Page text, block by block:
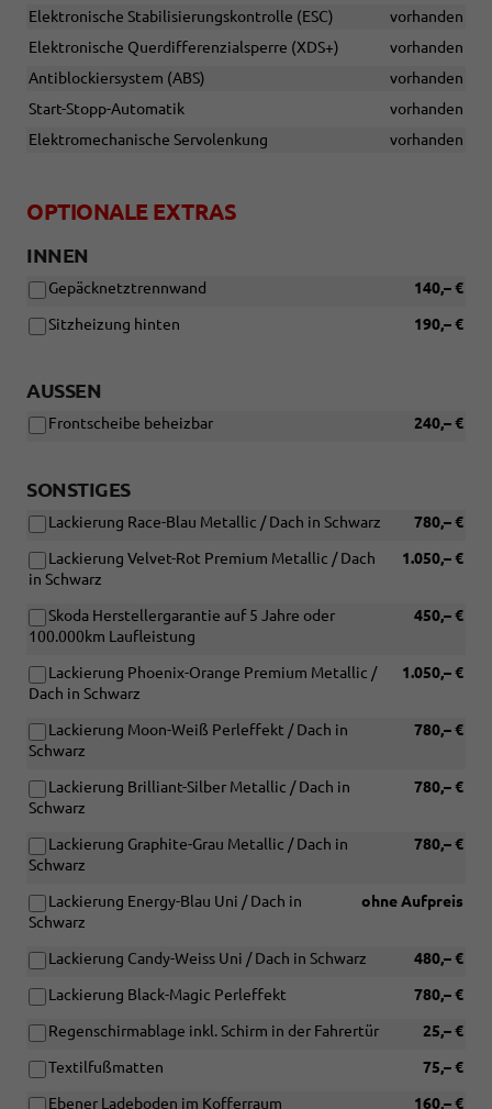
Elektronische Stabilisierungskontrolle (ESC)
vorhanden
Elektronische Querdifferenzialsperre (XDS+)
vorhanden
Antiblockiersystem (ABS)
vorhanden
Start-Stopp-Automatik
vorhanden
Elektromechanische Servolenkung
vorhanden
OPTIONALE EXTRAS
INNEN
140,– €
Gepäcknetztrennwand
190,– €
Sitzheizung hinten
AUSSEN
240,– €
Frontscheibe beheizbar
SONSTIGES
780,– €
Lackierung Race-Blau Metallic / Dach in Schwarz
1.050,– €
Lackierung Velvet-Rot Premium Metallic / Dach
in Schwarz
450,– €
Skoda Herstellergarantie auf 5 Jahre oder
100.000km Laufleistung
1.050,– €
Lackierung Phoenix-Orange Premium Metallic /
Dach in Schwarz
780,– €
Lackierung Moon-Weiß Perleffekt / Dach in
Schwarz
780,– €
Lackierung Brilliant-Silber Metallic / Dach in
Schwarz
780,– €
Lackierung Graphite-Grau Metallic / Dach in
Schwarz
ohne Aufpreis
Lackierung Energy-Blau Uni / Dach in
Schwarz
480,– €
Lackierung Candy-Weiss Uni / Dach in Schwarz
780,– €
Lackierung Black-Magic Perleffekt
25,– €
Regenschirmablage inkl. Schirm in der Fahrertür
75,– €
Textilfußmatten
160,– €
Ebener Ladeboden im Kofferraum